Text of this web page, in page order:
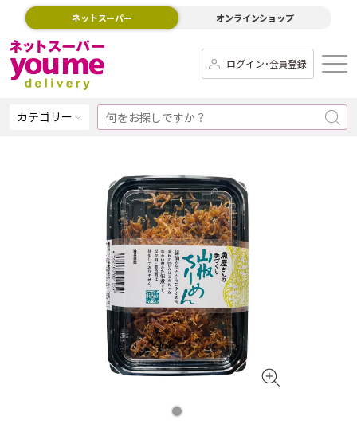
ネットスーパー オンラインショップ
ログイン･会員登録
カテゴリー